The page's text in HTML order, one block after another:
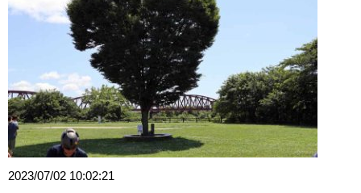
2023/07/02 10:02:21